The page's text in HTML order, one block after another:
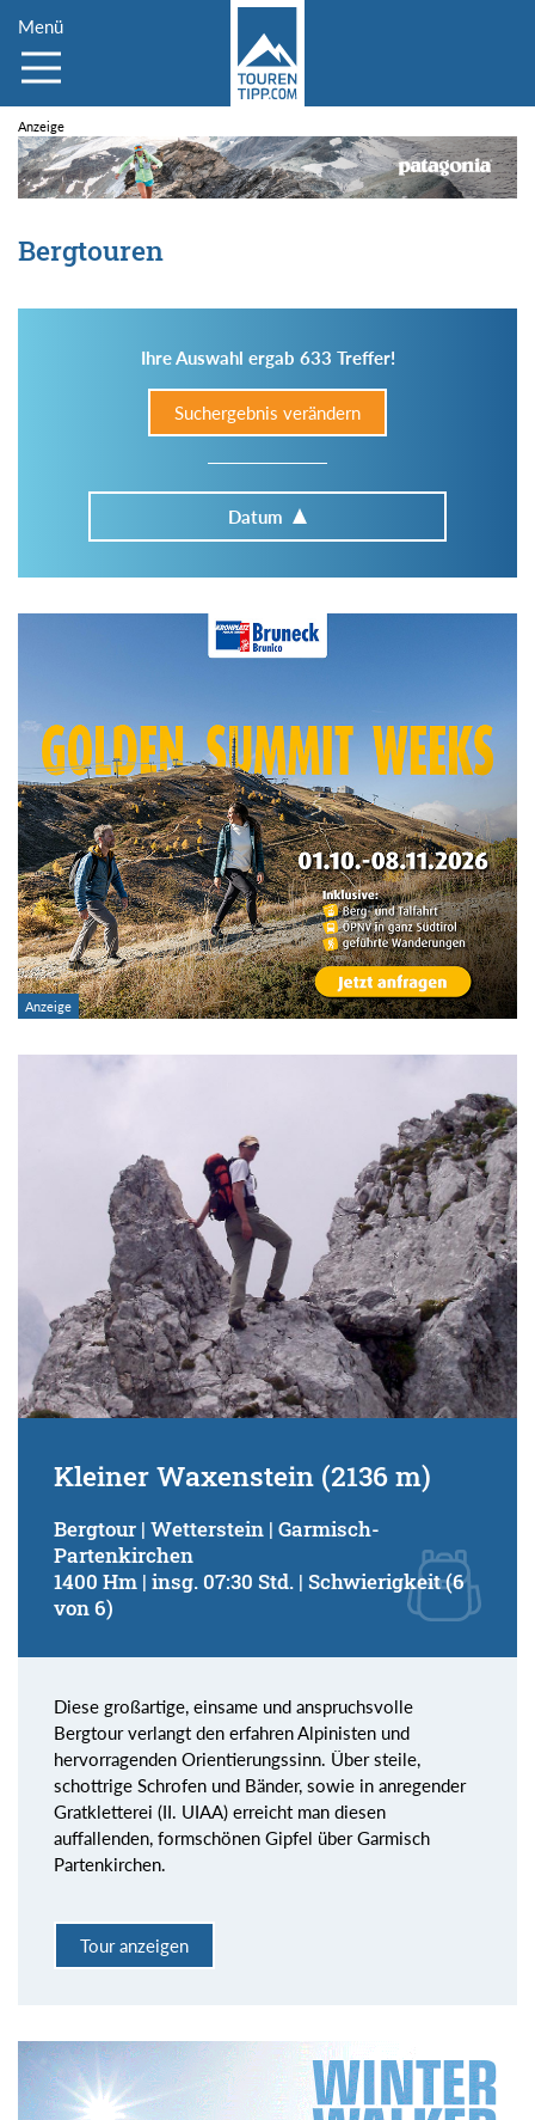
Menü
Bergtouren
Ihre Auswahl ergab 633 Treffer!
Suchergebnis verändern
Datum
Im Tourenarchiv suchen
Region:
Gebirge:
Art der Tour:
Schwierigkeitsgrad:
Kondition (Tourdauer):
Suchbegriff:
Kleiner Waxenstein (2136 m)
Bergtour | Wetterstein | Garmisch-
Partenkirchen
1400 Hm | insg. 07:30 Std. | Schwierigkeit (6
von 6)
Diese großartige, einsame und anspruchsvolle
Bergtour verlangt den erfahren Alpinisten und
hervorragenden Orientierungssinn. Über steile,
schottrige Schrofen und Bänder, sowie in anregender
Gratkletterei (II. UIAA) erreicht man diesen
auffallenden, formschönen Gipfel über Garmisch
Partenkirchen.
Tour anzeigen